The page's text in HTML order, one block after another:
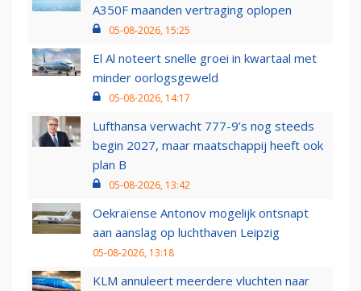
A350F maanden vertraging oplopen
05-08-2026, 15:25
El Al noteert snelle groei in kwartaal met
minder oorlogsgeweld
05-08-2026, 14:17
Lufthansa verwacht 777-9’s nog steeds
begin 2027, maar maatschappij heeft ook
plan B
05-08-2026, 13:42
Oekraïense Antonov mogelijk ontsnapt
aan aanslag op luchthaven Leipzig
05-08-2026, 13:18
KLM annuleert meerdere vluchten naar